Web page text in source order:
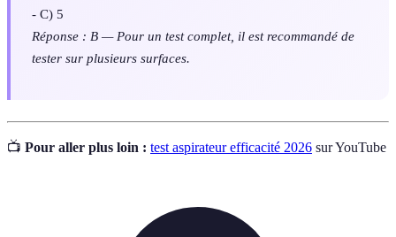
- C) 5
Réponse : B — Pour un test complet, il est recommandé de
tester sur plusieurs surfaces.
📺 Pour aller plus loin : test aspirateur efficacité 2026 sur YouTube